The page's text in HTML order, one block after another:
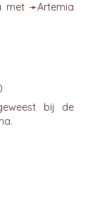
met ➛Artemia
bij de